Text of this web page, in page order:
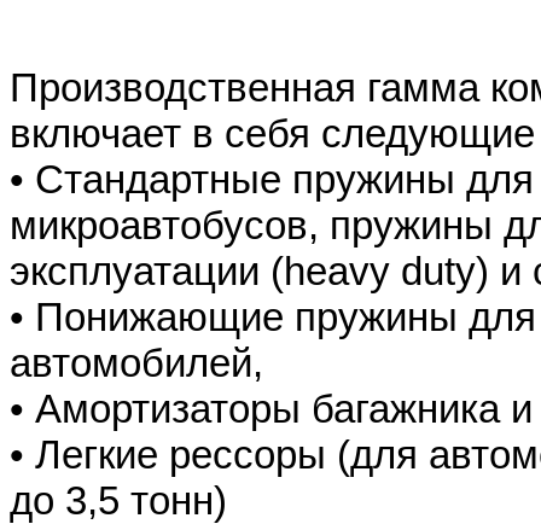
Производственная гамма
включает в себя
• Стандартные пружины
микроавтобусов, пружины
эксплуатации (heavy duty)
• Понижающие пружины для
автомобилей,
• Амортизаторы багажника и
• Легкие рессоры (для
до 3,5 тонн)